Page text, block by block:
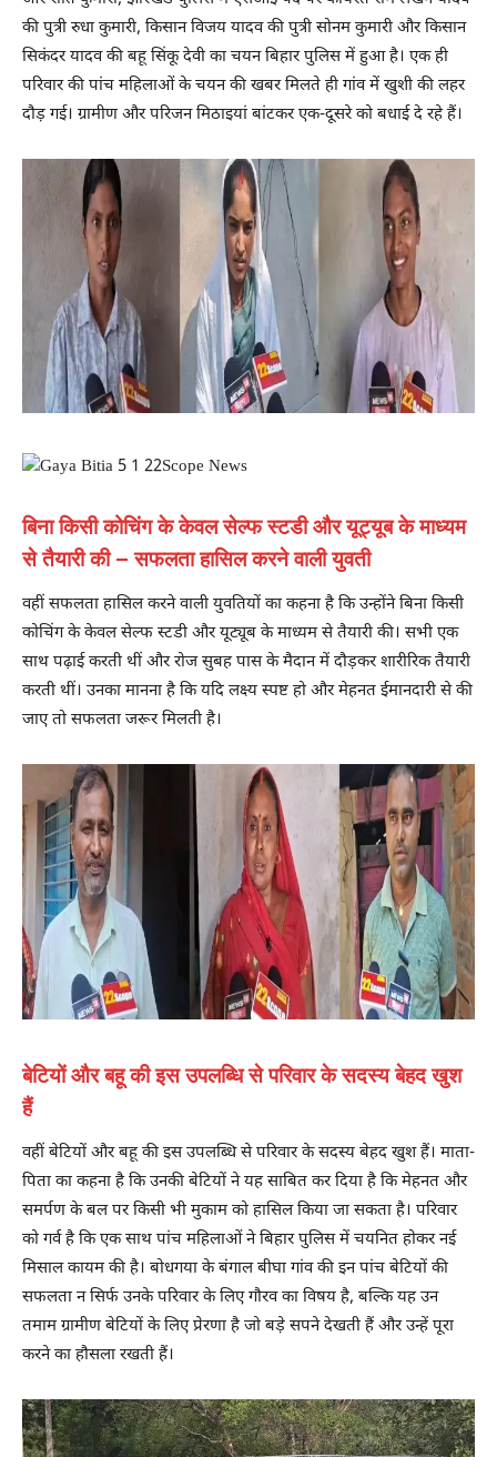
की पुत्री रुधा कुमारी, किसान विजय यादव की पुत्री सोनम कुमारी और किसान
सिकंदर यादव की बहू सिंकू देवी का चयन बिहार पुलिस में हुआ है। एक ही
परिवार की पांच महिलाओं के चयन की खबर मिलते ही गांव में खुशी की लहर
दौड़ गई। ग्रामीण और परिजन मिठाइयां बांटकर एक-दूसरे को बधाई दे रहे हैं।
बिना किसी कोचिंग के केवल सेल्फ स्टडी और यूट्यूब के माध्यम
से तैयारी की – सफलता हासिल करने वाली युवती
वहीं सफलता हासिल करने वाली युवतियों का कहना है कि उन्होंने बिना किसी
कोचिंग के केवल सेल्फ स्टडी और यूट्यूब के माध्यम से तैयारी की। सभी एक
साथ पढ़ाई करती थीं और रोज सुबह पास के मैदान में दौड़कर शारीरिक तैयारी
करती थीं। उनका मानना है कि यदि लक्ष्य स्पष्ट हो और मेहनत ईमानदारी से की
जाए तो सफलता जरूर मिलती है।
बेटियों और बहू की इस उपलब्धि से परिवार के सदस्य बेहद खुश
हैं
वहीं बेटियों और बहू की इस उपलब्धि से परिवार के सदस्य बेहद खुश हैं। माता-
पिता का कहना है कि उनकी बेटियों ने यह साबित कर दिया है कि मेहनत और
समर्पण के बल पर किसी भी मुकाम को हासिल किया जा सकता है। परिवार
को गर्व है कि एक साथ पांच महिलाओं ने बिहार पुलिस में चयनित होकर नई
मिसाल कायम की है। बोधगया के बंगाल बीघा गांव की इन पांच बेटियों की
सफलता न सिर्फ उनके परिवार के लिए गौरव का विषय है, बल्कि यह उन
तमाम ग्रामीण बेटियों के लिए प्रेरणा है जो बड़े सपने देखती हैं और उन्हें पूरा
करने का हौसला रखती हैं।